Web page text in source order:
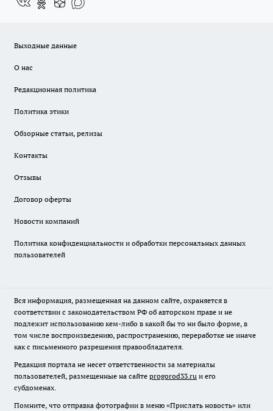
Выходные данные
О нас
Редакционная политика
Политика этики
Обзорные статьи, релизы
Контакты
Отзывы
Договор оферты
Новости компаний
Политика конфиденциальности и обработки персональных данных
пользователей
Вся информация, размещенная на данном сайте, охраняется в
соответствии с законодательством РФ об авторском праве и не
подлежит использованию кем-либо в какой бы то ни было форме, в
том числе воспроизведению, распространению, переработке не иначе
как с письменного разрешения правообладателя.
Редакция портала не несет ответственности за материалы
пользователей, размещенные на сайте progorod33.ru и его
субдоменах.
Помните, что отправка фотографии в меню «Прислать новость» или